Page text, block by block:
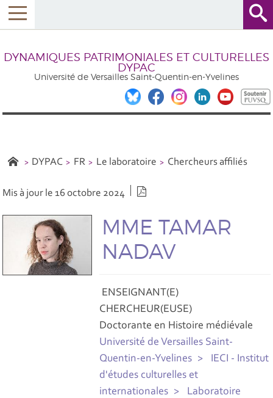
DYNAMIQUES PATRIMONIALES ET CULTURELLES
DYPAC
Université de Versailles Saint-Quentin-en-Yvelines
DYPAC FR Le laboratoire Chercheurs affiliés
Mis à jour le 16 octobre 2024
MME TAMAR
NADAV
ENSEIGNANT(E)
CHERCHEUR(EUSE)
Doctorante en Histoire médiévale
Université de Versailles Saint-
Quentin-en-Yvelines
IECI - Institut
d'études culturelles et
internationales
Laboratoire